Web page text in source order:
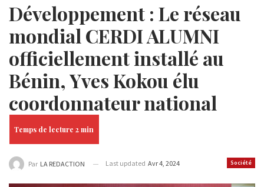
Développement : Le réseau
mondial CERDI ALUMNI
officiellement installé au
Bénin, Yves Kokou élu
coordonnateur national
Société
Par LA REDACTION Last updated Avr 4, 2024